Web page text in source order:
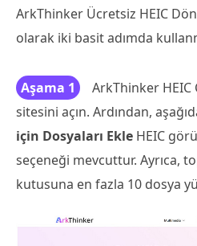
ArkThinker Ücretsiz HEIC
olarak iki basit adımda
Aşama 1
ArkThinker
sitesini açın. Ardından,
için Dosyaları Ekle HEIC
seçeneği mevcuttur. Ayrıca,
kutusuna en fazla 10 dosya